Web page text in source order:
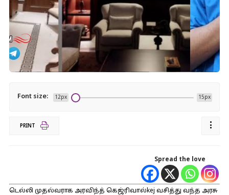
Font size: 12px 15px
PRINT
Spread the love
டெல்லி முதல்வராக அரவிந்த் கெஜ்ரிவால்kej வசித்து வந்த அரசு